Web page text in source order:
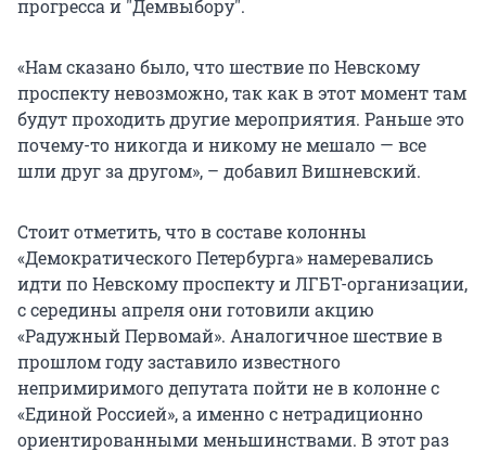
прогресса и "Демвыбору".
«Нам сказано было, что шествие по Невскому
проспекту невозможно, так как в этот момент там
будут проходить другие мероприятия. Раньше это
почему-то никогда и никому не мешало — все
шли друг за другом», – добавил Вишневский.
Стоит отметить, что в составе колонны
«Демократического Петербурга» намеревались
идти по Невскому проспекту и ЛГБТ-организации,
с середины апреля они готовили акцию
«Радужный Первомай». Аналогичное шествие в
прошлом году заставило известного
непримиримого депутата пойти не в колонне с
«Единой Россией», а именно с нетрадиционно
ориентированными меньшинствами. В этот раз